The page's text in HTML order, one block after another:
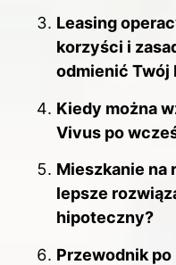
Leasing
korzyści i
odmienić Twój
Kiedy można
Vivus po
Mieszkanie na
lepsze
hipoteczny?
Przewodnik